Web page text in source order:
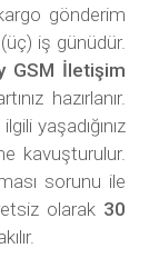
gönderim
iş günüdür.
GSM İletişim
hazırlanır.
yaşadığınız
kavuşturulur.
sorunu ile
olarak 30